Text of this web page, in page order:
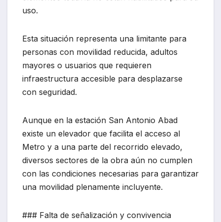
uso.
Esta situación representa una limitante para
personas con movilidad reducida, adultos
mayores o usuarios que requieren
infraestructura accesible para desplazarse
con seguridad.
Aunque en la estación San Antonio Abad
existe un elevador que facilita el acceso al
Metro y a una parte del recorrido elevado,
diversos sectores de la obra aún no cumplen
con las condiciones necesarias para garantizar
una movilidad plenamente incluyente.
### Falta de señalización y convivencia